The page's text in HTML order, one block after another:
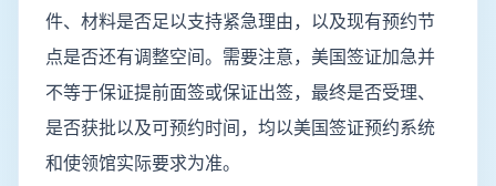
件、材料是否足以支持紧急理由，以及现有预约节
点是否还有调整空间。需要注意，美国签证加急并
不等于保证提前面签或保证出签，最终是否受理、
是否获批以及可预约时间，均以美国签证预约系统
和使领馆实际要求为准。